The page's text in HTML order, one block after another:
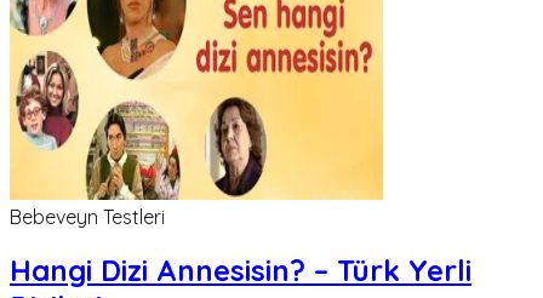
Bebeveyn Testleri
Hangi Dizi Annesisin? – Türk Yerli